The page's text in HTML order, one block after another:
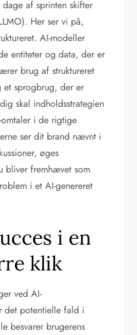
af sprinten skifter
Her ser vi på,
AI-modeller
entiteter og data, der er
brug af struktureret
et sprogbrug, der er
skal indholdsstrategien
i de rigtige
ser dit brand nævnt i
øges
bliver fremhævet som
i et AI-genereret
i en
klik
ved AI-
det potentielle fald i
besvarer brugerens